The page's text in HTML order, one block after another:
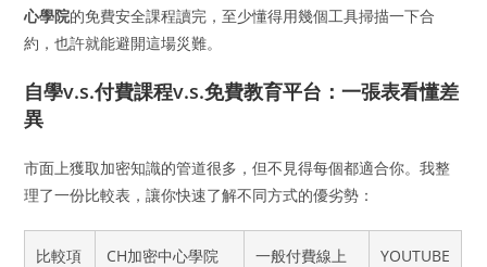
心學院的免費安全課程讀完，至少懂得用幾個工具掃描一下合
約，也許就能避開這場災難。
自學v.s.付費課程v.s.免費教育平台：一張表看懂差
異
市面上獲取加密知識的管道很多，但不見得每個都適合你。我整
理了一份比較表，讓你快速了解不同方式的優劣勢：
比較項
CH加密中心學院
一般付費線上
YOUTUBE